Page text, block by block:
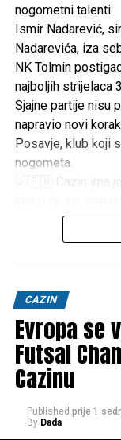
nogometni talenti.
Ismir Nadarević,
Nadarevića, iza
NK Tolmin
najboljih strijelaca
Sjajne partije nisu
napravio novi
Posavje, klub koji
nogometa.
Ime Nadarević
Ismir gradi svoju
Share
CAZIN
Evropa se
Futsal
Cazinu
Published prije 1
By Dada